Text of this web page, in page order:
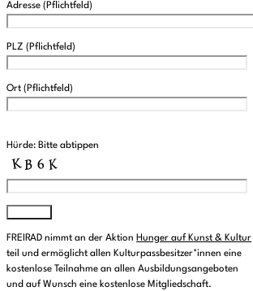
Adresse (Pflichtfeld)
PLZ (Pflichtfeld)
Ort (Pflichtfeld)
Hürde: Bitte abtippen
FREIRAD nimmt an der Aktion Hunger auf Kunst & Kultur
teil und ermöglicht allen Kulturpassbesitzer*innen eine
kostenlose Teilnahme an allen Ausbildungsangeboten
und auf Wunsch eine kostenlose Mitgliedschaft.